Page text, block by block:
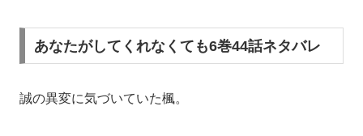
あなたがしてくれなくても6巻44話ネタバレ
誠の異変に気づいていた楓。